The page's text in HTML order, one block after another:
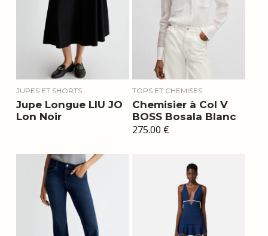
JUPES ET SHORTS
Jupe Longue LIU JO
Lon Noir
TOPS ET CHEMISES
Chemisier à Col V
BOSS Bosala Blanc
275.00 €